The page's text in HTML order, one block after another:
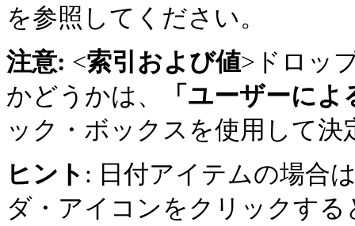
を参照してください。
注意: <索引および値>ドロッ
かどうかは、
「ユーザーに
ック・ボックスを使用して決
ヒント : 日付アイテムの場合
ダ・アイコンをクリックす